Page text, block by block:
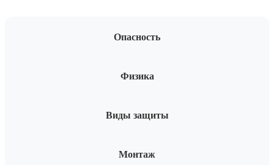
Опасность
Физика
Виды защиты
Монтаж